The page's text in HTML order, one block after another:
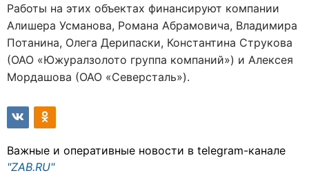
Работы на этих объектах финансируют компании
Алишера Усманова, Романа Абрамовича, Владимира
Потанина, Олега Дерипаски, Константина Струкова
(ОАО «Южуралзолото группа компаний») и Алексея
Мордашова (ОАО «Северсталь»).
Важные и оперативные новости в telegram-канале
"ZAB.RU"